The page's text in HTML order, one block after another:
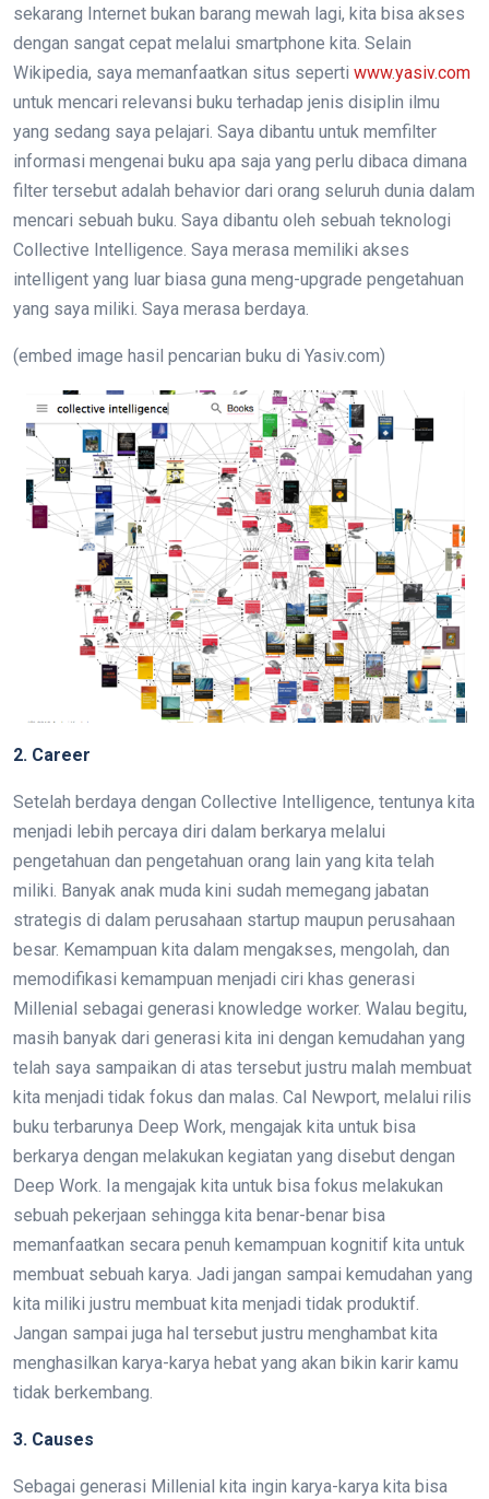
sekarang Internet bukan barang mewah lagi, kita bisa akses
dengan sangat cepat melalui smartphone kita. Selain
Wikipedia, saya memanfaatkan situs seperti www.yasiv.com
untuk mencari relevansi buku terhadap jenis disiplin ilmu
yang sedang saya pelajari. Saya dibantu untuk memfilter
informasi mengenai buku apa saja yang perlu dibaca dimana
filter tersebut adalah behavior dari orang seluruh dunia dalam
mencari sebuah buku. Saya dibantu oleh sebuah teknologi
Collective Intelligence. Saya merasa memiliki akses
intelligent yang luar biasa guna meng-upgrade pengetahuan
yang saya miliki. Saya merasa berdaya.
(embed image hasil pencarian buku di Yasiv.com)
2. Career
Setelah berdaya dengan Collective Intelligence, tentunya kita
menjadi lebih percaya diri dalam berkarya melalui
pengetahuan dan pengetahuan orang lain yang kita telah
miliki. Banyak anak muda kini sudah memegang jabatan
strategis di dalam perusahaan startup maupun perusahaan
besar. Kemampuan kita dalam mengakses, mengolah, dan
memodifikasi kemampuan menjadi ciri khas generasi
Millenial sebagai generasi knowledge worker. Walau begitu,
masih banyak dari generasi kita ini dengan kemudahan yang
telah saya sampaikan di atas tersebut justru malah membuat
kita menjadi tidak fokus dan malas. Cal Newport, melalui rilis
buku terbarunya Deep Work, mengajak kita untuk bisa
berkarya dengan melakukan kegiatan yang disebut dengan
Deep Work. Ia mengajak kita untuk bisa fokus melakukan
sebuah pekerjaan sehingga kita benar-benar bisa
memanfaatkan secara penuh kemampuan kognitif kita untuk
membuat sebuah karya. Jadi jangan sampai kemudahan yang
kita miliki justru membuat kita menjadi tidak produktif.
Jangan sampai juga hal tersebut justru menghambat kita
menghasilkan karya-karya hebat yang akan bikin karir kamu
tidak berkembang.
3. Causes
Sebagai generasi Millenial kita ingin karya-karya kita bisa